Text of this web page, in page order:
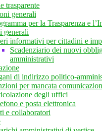
trasparente
generali
per la Trasparenza e
generali
informativi per cittadini e
Scadenziario dei nuovi
amministrativi
di indirizzo politico-
per mancata
degli uffici
e posta elettronica
e collaboratori